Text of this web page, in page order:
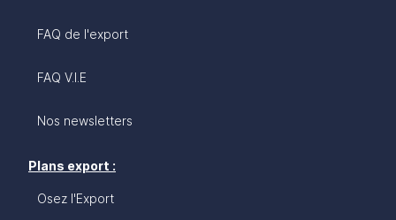
FAQ de l'export
FAQ V.I.E
Nos newsletters
Plans export :
Osez l'Export